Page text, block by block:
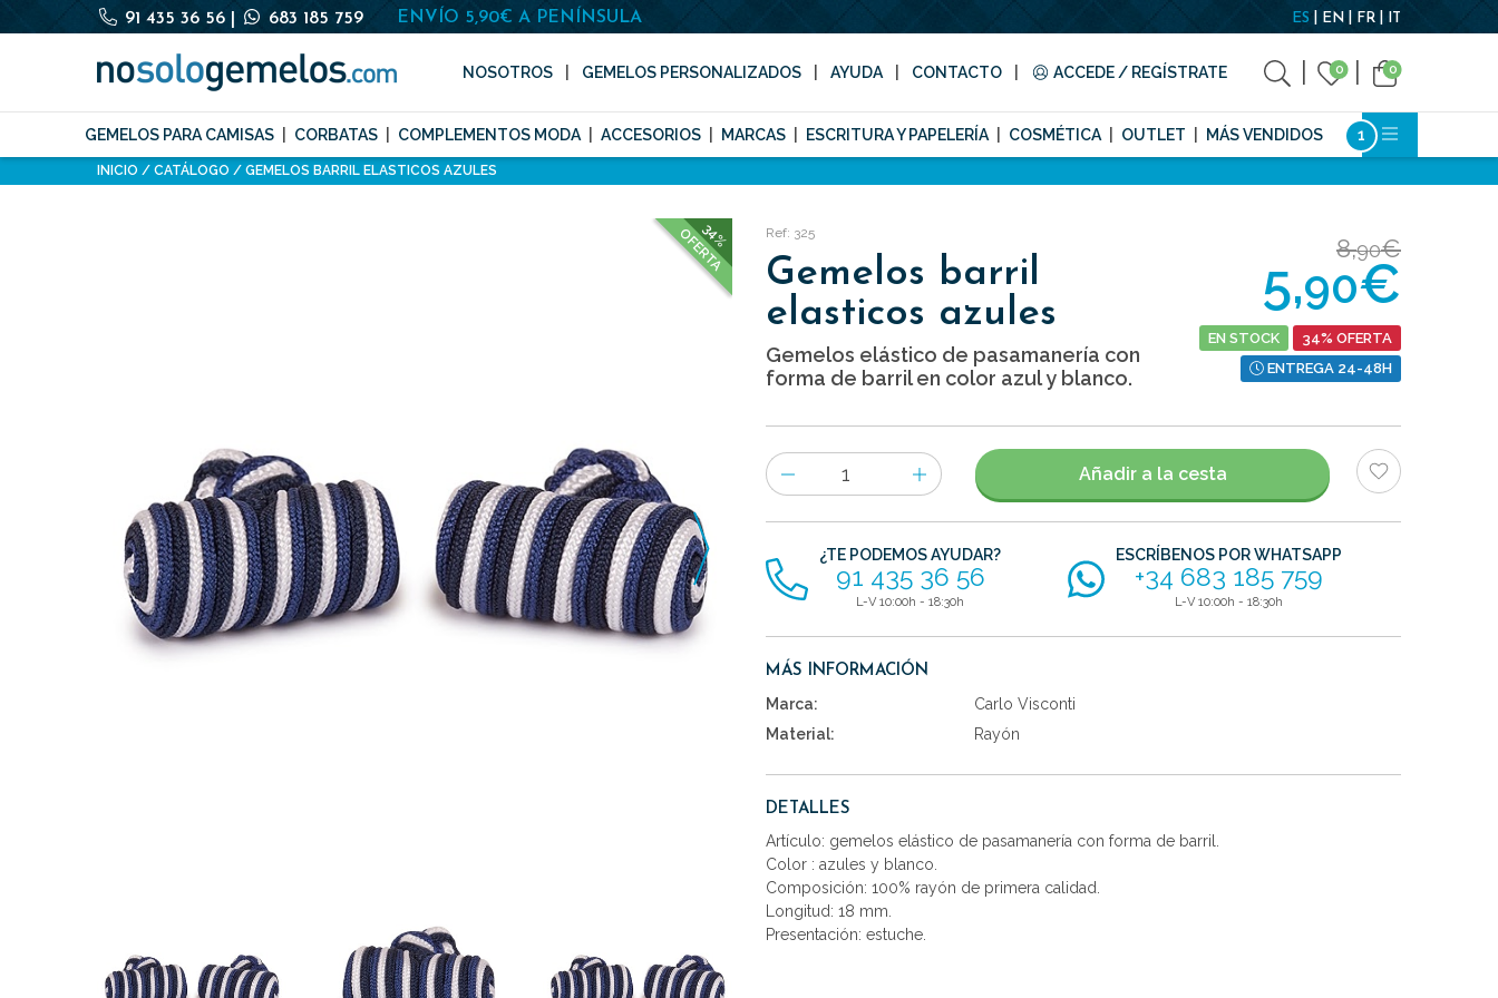
91 435 36 56 683 185 759 ENVÍO 5,90€ A PENÍNSULA ES EN FR IT
NOSOTROS GEMELOS PERSONALIZADOS AYUDA CONTACTO ACCEDE / REGÍSTRATE 0 0
GEMELOS PARA CAMISAS CORBATAS COMPLEMENTOS MODA ACCESORIOS MARCAS ESCRITURA Y PAPELERÍA COSMÉTICA OUTLET MÁS VENDIDOS
INICIO CATÁLOGO GEMELOS BARRIL ELASTICOS AZULES
34%
OFERTA Ref: 325
Gemelos barril
elasticos azules
Gemelos elástico de pasamanería con
forma de barril en color azul y blanco.
8,90€
5,90€
EN STOCK
34% OFERTA
ENTREGA 24-48H
Número
de
artículos
Añadir a la cesta
¿TE PODEMOS AYUDAR?
91 435 36 56
L-V 10:00h - 18:30h
ESCRÍBENOS POR WHATSAPP
+34 683 185 759
L-V 10:00h - 18:30h
MÁS INFORMACIÓN
Marca:
Carlo Visconti
Material:
Rayón
DETALLES
Artículo: gemelos elástico de pasamanería con forma de barril.
Color : azules y blanco.
Composición: 100% rayón de primera calidad.
Longitud: 18 mm.
Presentación: estuche.